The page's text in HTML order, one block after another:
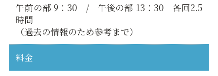
午前の部 9：30 / 午後の部 13：30 各回2.5
時間
（過去の情報のため参考まで）
料金